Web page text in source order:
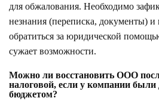
для обжалования. Необходимо
незнания (переписка, документы) и
обратиться за юридической
сужает возможности.
Можно ли восстановить ООО
налоговой, если у компании были
бюджетом?